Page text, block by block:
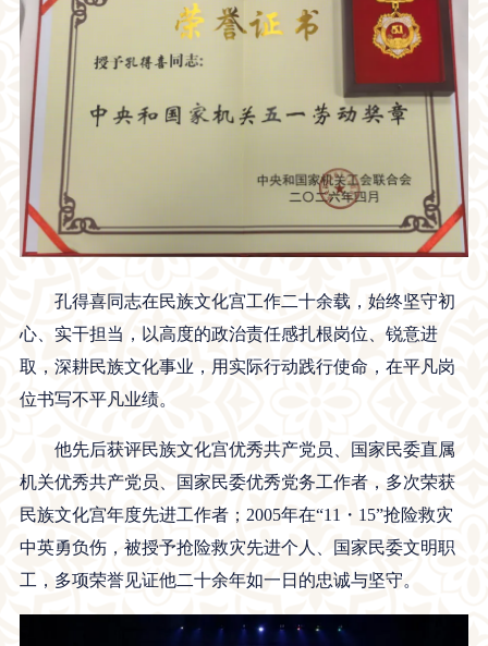
孔得喜同志在民族文化宫工作二十余载，始终坚守初
心、实干担当，以高度的政治责任感扎根岗位、锐意进
取，深耕民族文化事业，用实际行动践行使命，在平凡岗
位书写不平凡业绩。
他先后获评民族文化宫优秀共产党员、国家民委直属
机关优秀共产党员、国家民委优秀党务工作者，多次荣获
民族文化宫年度先进工作者；2005年在“11・15”抢险救灾
中英勇负伤，被授予抢险救灾先进个人、国家民委文明职
工，多项荣誉见证他二十余年如一日的忠诚与坚守。